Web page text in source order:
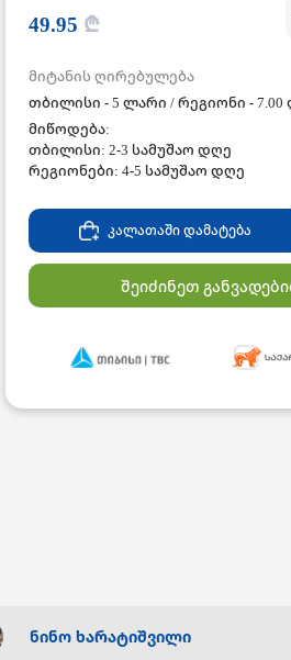
49.95 ₾
მიტანის ღირებულება
თბილისი - 5 ლარი / რეგიონი -
მიწოდება:
თბილისი: 2-3 სამუშაო დღე
რეგიონები: 4-5 სამუშაო დღე
კალათაში დამატება
შეიძინეთ
ნინო ხარატიშვილი